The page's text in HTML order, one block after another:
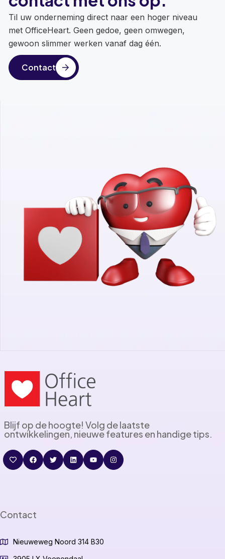
Til uw onderneming direct naar een hoger niveau
met OfficeHeart. Geen gedoe, geen omwegen,
gewoon slimmer werken vanaf dag één.
Contact
Blijf op de hoogte! Volg de laatste
ontwikkelingen, nieuwe features en handige tips.
Contact
Nieuweweg Noord 314 B30